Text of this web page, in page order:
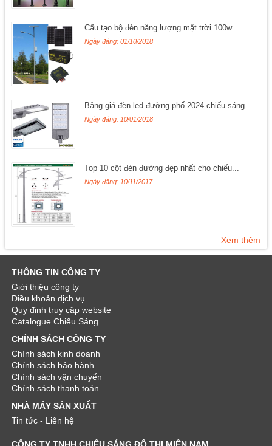
Cấu tạo bộ đèn năng lượng mặt trời 100w
Ngày đăng: 01/10/2018
Bảng giá đèn led đường phố 2024 chiếu sáng...
Ngày đăng: 10/01/2018
Top 10 cột đèn đường đẹp nhất cho chiếu...
Ngày đăng: 10/11/2017
Xem thêm
THÔNG TIN CÔNG TY
Giới thiệu công ty
Điều khoản dịch vụ
Quy định truy cập website
Catalogue Chiếu Sáng
CHÍNH SÁCH CÔNG TY
Chính sách kinh doanh
Chính sách bảo hành
Chính sách vận chuyển
Chính sách thanh toán
NHÀ MÁY SẢN XUẤT
Tin tức - Liên hệ
CÔNG TY TNHH CHIẾU SÁNG ĐÔ THỊ MIỀN NAM